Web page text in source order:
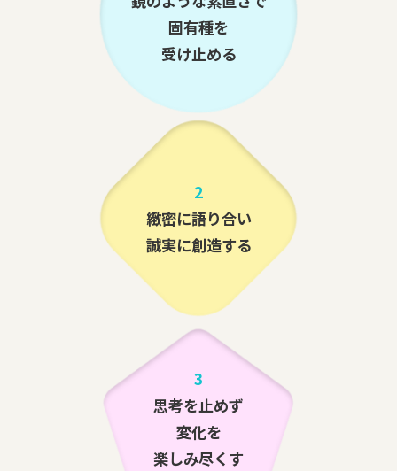
固有種を
受け止める
2
緻密に語り合い
誠実に創造する
3
思考を止めず
変化を
楽しみ尽くす